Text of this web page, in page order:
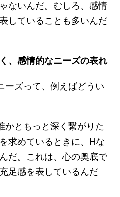
ないんだ。むしろ、感情
していることも多いんだ
、感情的なニーズの表れ
ーズって、例えばどうい
かともっと深く繋がりた
求めているときに、Hな
だ。これは、心の奥底で
足感を表しているんだ